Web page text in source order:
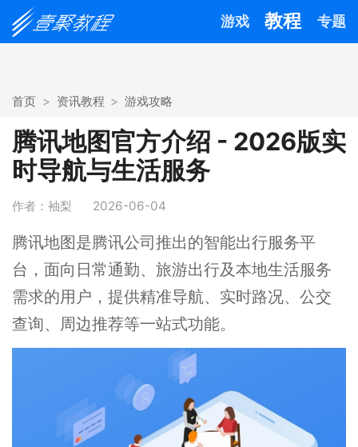
游戏 教程 专题
首页 资讯教程 游戏攻略
腾讯地图官方介绍 - 2026版实
时导航与生活服务
作者：袖梨 2026-06-04
腾讯地图是腾讯公司推出的智能出行服务平
台，面向日常通勤、旅游出行及本地生活服务
需求的用户，提供精准导航、实时路况、公交
查询、周边推荐等一站式功能。